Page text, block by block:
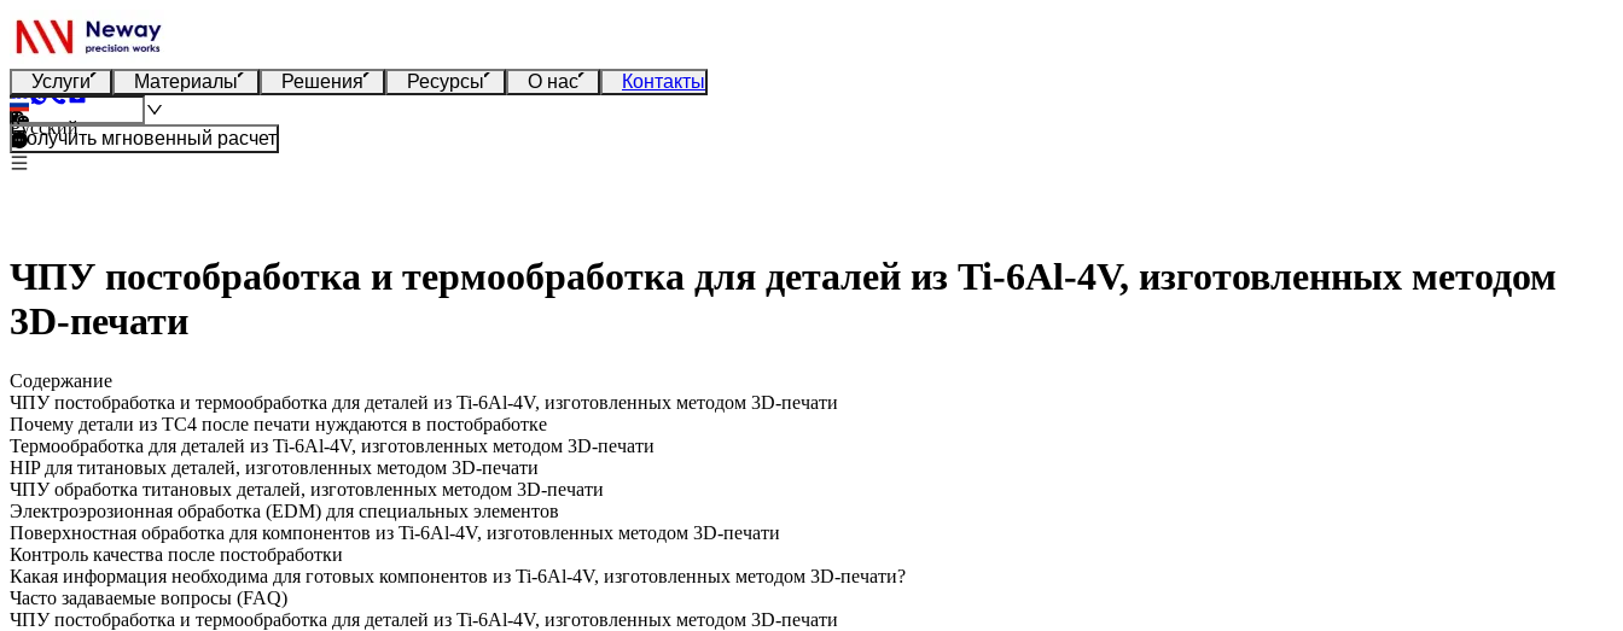
Услуги Материалы Решения Ресурсы О нас Контакты
Русский
Получить мгновенный расчет
ЧПУ постобработка и термообработка для деталей из Ti-6Al-4V, изготовленных методом
3D-печати
Содержание
ЧПУ постобработка и термообработка для деталей из Ti-6Al-4V, изготовленных методом 3D-печати
Почему детали из TC4 после печати нуждаются в постобработке
Термообработка для деталей из Ti-6Al-4V, изготовленных методом 3D-печати
HIP для титановых деталей, изготовленных методом 3D-печати
ЧПУ обработка титановых деталей, изготовленных методом 3D-печати
Электроэрозионная обработка (EDM) для специальных элементов
Поверхностная обработка для компонентов из Ti-6Al-4V, изготовленных методом 3D-печати
Контроль качества после постобработки
Какая информация необходима для готовых компонентов из Ti-6Al-4V, изготовленных методом 3D-печати?
Часто задаваемые вопросы (FAQ)
ЧПУ постобработка и термообработка для деталей из Ti-6Al-4V, изготовленных методом 3D-печати